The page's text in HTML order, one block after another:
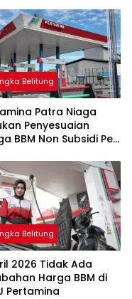
Belitung
Patra Niaga
Penyesuaian
BBM Non Subsidi Per
Belitung
2026 Tidak Ada
Harga BBM di
Pertamina